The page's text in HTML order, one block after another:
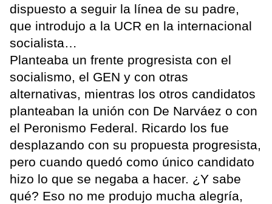
dispuesto a seguir la línea de su padre,
que introdujo a la UCR en la internacional
socialista…
Planteaba un frente progresista con el
socialismo, el GEN y con otras
alternativas, mientras los otros candidatos
planteaban la unión con De Narváez o con
el Peronismo Federal. Ricardo los fue
desplazando con su propuesta progresista,
pero cuando quedó como único candidato
hizo lo que se negaba a hacer. ¿Y sabe
qué? Eso no me produjo mucha alegría,